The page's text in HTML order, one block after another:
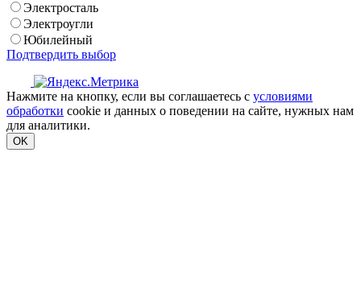
Электросталь
Электроугли
Юбилейный
Подтвердить выбор
Нажмите на кнопку, если вы соглашаетесь с условиями
обработки cookie и данных о поведении на сайте, нужных нам
для аналитики.
OK